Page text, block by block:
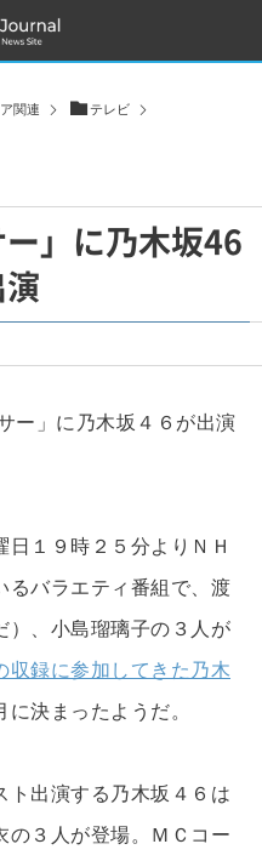
関連 テレビ
」に乃木坂46
ー」に乃木坂４６が出演
１９時２５分よりＮＨ
るバラエティ番組で、渡
）、小島瑠璃子の３人が
収録に参加してきた乃木
決まったようだ。
出演する乃木坂４６は
の３人が登場。ＭＣコー